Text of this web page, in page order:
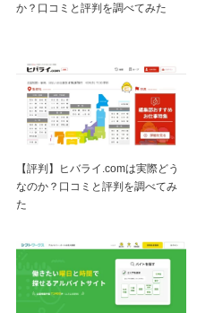
か？口コミと評判を調べてみた
【評判】ヒバライ.comは実際どう
なのか？口コミと評判を調べてみ
た